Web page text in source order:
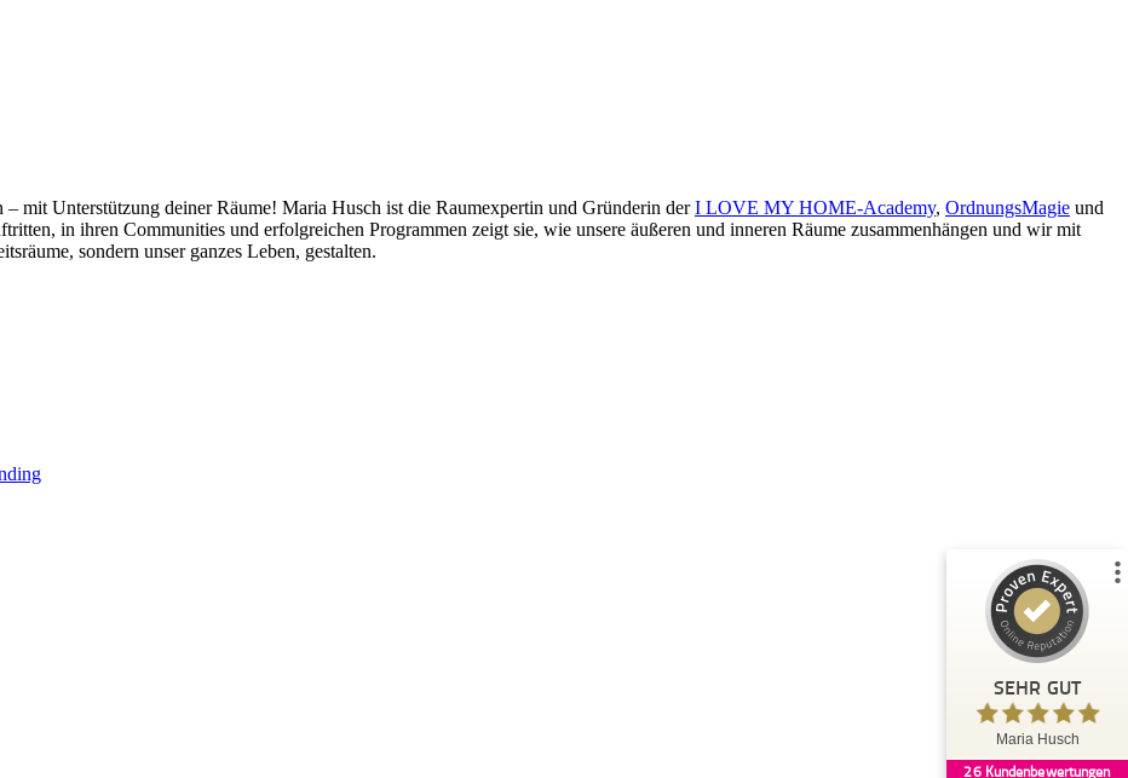
mit Unterstützung deiner Räume! Maria Husch ist die Raumexpertin und Gründerin derI LOVE MY HOME-Academy, OrdnungsMagie und
in ihren Communities und erfolgreichen Programmen zeigt sie, wie unsere äußeren und inneren Räume zusammenhängen und wir mit
sondern unser ganzes Leben, gestalten.
SEHR GUT
Maria Husch
26 Kundenbewertungen
Bewertungen auf ProvenExpert.com
Blick aufs ProvenExpert-Profil werfen
Claudi